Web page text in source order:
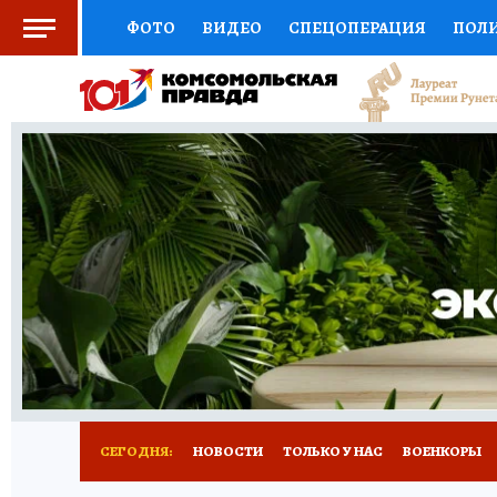
ФОТО ВИДЕО СПЕЦОПЕРАЦИЯ
СОЦПОДДЕРЖКА НАУКА СПОРТ
ВЫБОР ЭКСПЕРТОВ ДОКТОР
КНИЖНАЯ ПОЛКА ПРОГНОЗЫ НА СПОРТ
ПРЕСС-ЦЕНТР НЕДВИЖИМОСТЬ
РАДИО КП РЕКЛАМА ТЕСТЫ НОВОЕ
СЕГОДНЯ: НОВОСТИ ТОЛЬКО У НАС ВОЕНКОРЫ